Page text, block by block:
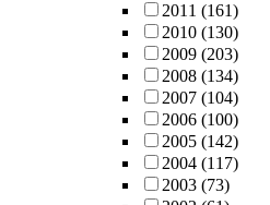
2011 (161)
2010 (130)
2009 (203)
2008 (134)
2007 (104)
2006 (100)
2005 (142)
2004 (117)
2003 (73)